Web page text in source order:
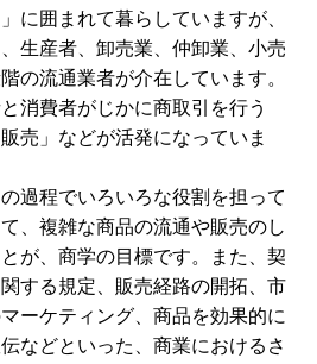
に囲まれて暮らしていますが、
生産者、卸売業、仲卸業、小売
の流通業者が介在しています。
消費者がじかに商取引を行う
売」などが活発になっていま
過程でいろいろな役割を担って
、複雑な商品の流通や販売のし
が、商学の目標です。また、契
する規定、販売経路の開拓、市
ーケティング、商品を効果的に
などといった、商業におけるさ